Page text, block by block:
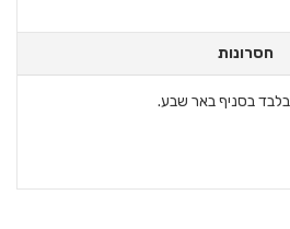
חסרונות
בלבד בסניף באר שבע.